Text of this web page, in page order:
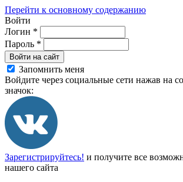
Перейти к основному содержанию
Войти
Логин *
Пароль *
Войти на сайт
Запомнить меня
Войдите через социальные сети нажав на
значок:
Зарегистрируйтесь! и получите все
нашего сайта